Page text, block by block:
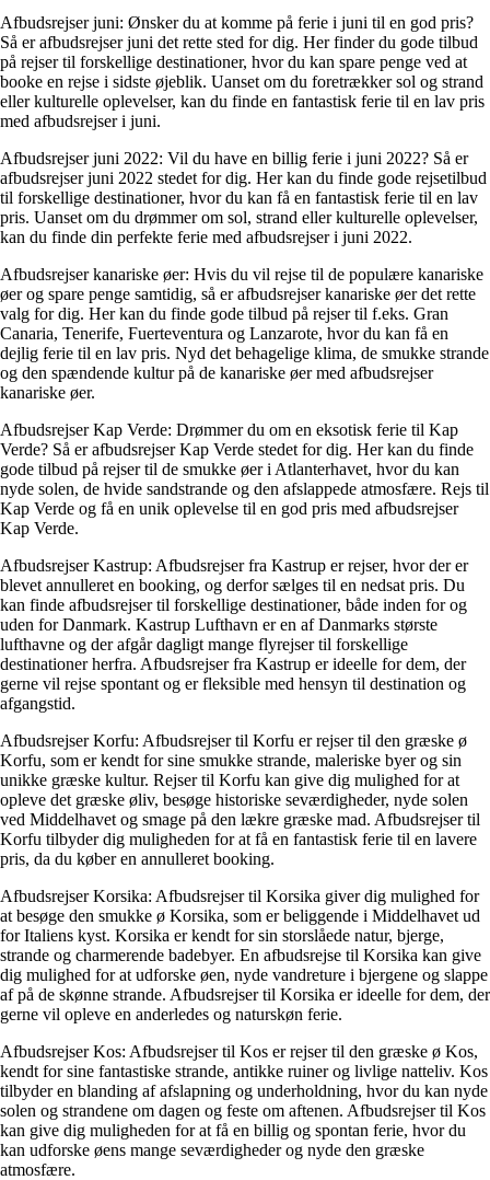
Afbudsrejser juni: Ønsker du at komme på ferie i juni til en god pris?
Så er afbudsrejser juni det rette sted for dig. Her finder du gode tilbud
på rejser til forskellige destinationer, hvor du kan spare penge ved at
booke en rejse i sidste øjeblik. Uanset om du foretrækker sol og strand
eller kulturelle oplevelser, kan du finde en fantastisk ferie til en lav pris
med afbudsrejser i juni.
Afbudsrejser juni 2022: Vil du have en billig ferie i juni 2022? Så er
afbudsrejser juni 2022 stedet for dig. Her kan du finde gode rejsetilbud
til forskellige destinationer, hvor du kan få en fantastisk ferie til en lav
pris. Uanset om du drømmer om sol, strand eller kulturelle oplevelser,
kan du finde din perfekte ferie med afbudsrejser i juni 2022.
Afbudsrejser kanariske øer: Hvis du vil rejse til de populære kanariske
øer og spare penge samtidig, så er afbudsrejser kanariske øer det rette
valg for dig. Her kan du finde gode tilbud på rejser til f.eks. Gran
Canaria, Tenerife, Fuerteventura og Lanzarote, hvor du kan få en
dejlig ferie til en lav pris. Nyd det behagelige klima, de smukke strande
og den spændende kultur på de kanariske øer med afbudsrejser
kanariske øer.
Afbudsrejser Kap Verde: Drømmer du om en eksotisk ferie til Kap
Verde? Så er afbudsrejser Kap Verde stedet for dig. Her kan du finde
gode tilbud på rejser til de smukke øer i Atlanterhavet, hvor du kan
nyde solen, de hvide sandstrande og den afslappede atmosfære. Rejs til
Kap Verde og få en unik oplevelse til en god pris med afbudsrejser
Kap Verde.
Afbudsrejser Kastrup: Afbudsrejser fra Kastrup er rejser, hvor der er
blevet annulleret en booking, og derfor sælges til en nedsat pris. Du
kan finde afbudsrejser til forskellige destinationer, både inden for og
uden for Danmark. Kastrup Lufthavn er en af Danmarks største
lufthavne og der afgår dagligt mange flyrejser til forskellige
destinationer herfra. Afbudsrejser fra Kastrup er ideelle for dem, der
gerne vil rejse spontant og er fleksible med hensyn til destination og
afgangstid.
Afbudsrejser Korfu: Afbudsrejser til Korfu er rejser til den græske ø
Korfu, som er kendt for sine smukke strande, maleriske byer og sin
unikke græske kultur. Rejser til Korfu kan give dig mulighed for at
opleve det græske øliv, besøge historiske seværdigheder, nyde solen
ved Middelhavet og smage på den lækre græske mad. Afbudsrejser til
Korfu tilbyder dig muligheden for at få en fantastisk ferie til en lavere
pris, da du køber en annulleret booking.
Afbudsrejser Korsika: Afbudsrejser til Korsika giver dig mulighed for
at besøge den smukke ø Korsika, som er beliggende i Middelhavet ud
for Italiens kyst. Korsika er kendt for sin storslåede natur, bjerge,
strande og charmerende badebyer. En afbudsrejse til Korsika kan give
dig mulighed for at udforske øen, nyde vandreture i bjergene og slappe
af på de skønne strande. Afbudsrejser til Korsika er ideelle for dem, der
gerne vil opleve en anderledes og naturskøn ferie.
Afbudsrejser Kos: Afbudsrejser til Kos er rejser til den græske ø Kos,
kendt for sine fantastiske strande, antikke ruiner og livlige natteliv. Kos
tilbyder en blanding af afslapning og underholdning, hvor du kan nyde
solen og strandene om dagen og feste om aftenen. Afbudsrejser til Kos
kan give dig muligheden for at få en billig og spontan ferie, hvor du
kan udforske øens mange seværdigheder og nyde den græske
atmosfære.